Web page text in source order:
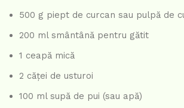
500 g piept de curcan sau pulpă de
200 ml smântână pentru gătit
1 ceapă mică
2 căței de usturoi
100 ml supă de pui (sau apă)